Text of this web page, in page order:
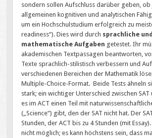
sondern sollen Aufschluss darüber geben,
allgemeinen kognitiven und analytischen
um ein Hochschulstudium erfolgreich zu
readiness“). Dies wird durch sprachliche und
mathematische Aufgaben getestet. Ihr
akademischen Textpassagen beantworten,
Texte sprachlich-stilistisch verbessern und
verschiedenen Bereichen der Mathematik
Multiple-Choice-Format. Beide Tests ähneln
stark; ein wichtiger Unterschied zwischen SAT
es im ACT einen Teil mit
(„Science“) gibt, den der SAT nicht hat. Der
Stunden, der ACT bis zu 4 Stunden (mit
nicht möglich; es kann höchstens sein, dass